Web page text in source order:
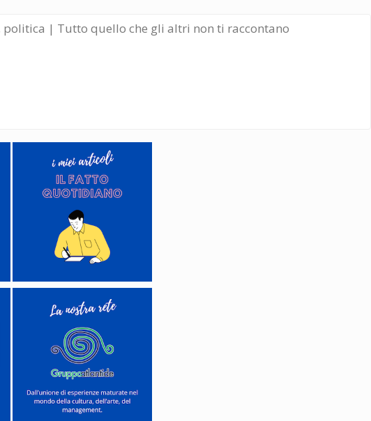
politica | Tutto quello che gli altri non ti raccontano